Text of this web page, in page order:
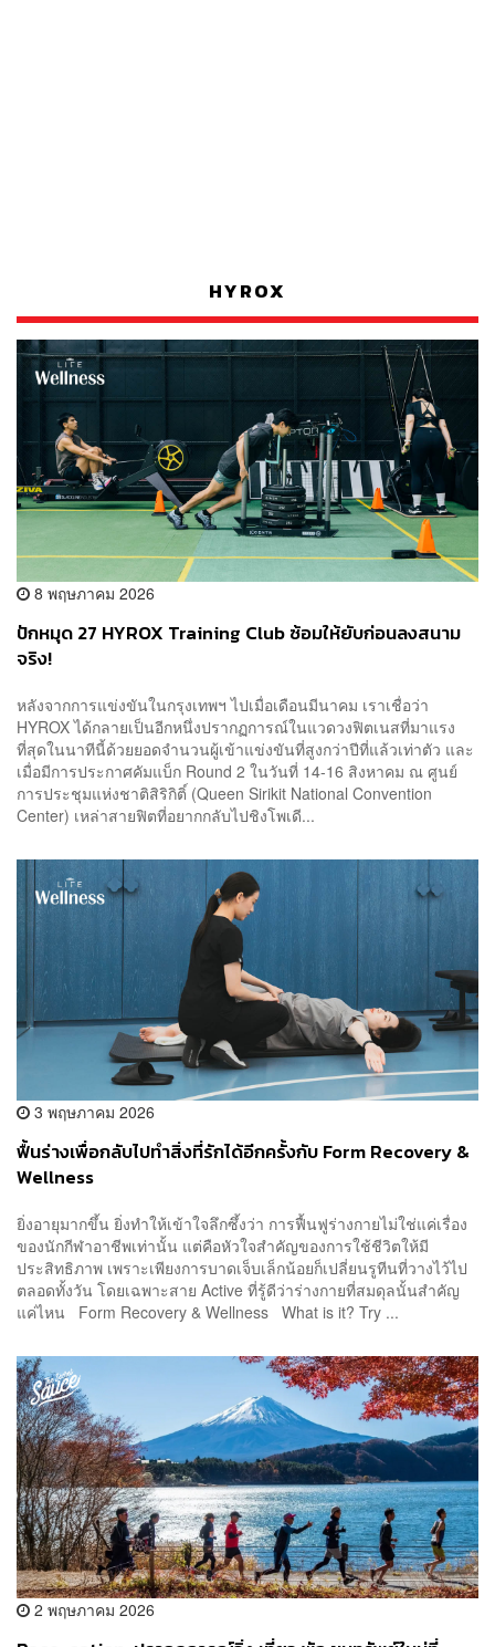
HYROX
8 พฤษภาคม 2026
ปักหมุด 27 HYROX Training Club ซ้อมให้ยับก่อนลงสนาม
จริง!
หลังจากการแข่งขันในกรุงเทพฯ ไปเมื่อเดือนมีนาคม เราเชื่อว่า
HYROX ได้กลายเป็นอีกหนึ่งปรากฏการณ์ในแวดวงฟิตเนสที่มาแรง
ที่สุดในนาทีนี้ด้วยยอดจำนวนผู้เข้าแข่งขันที่สูงกว่าปีที่แล้วเท่าตัว และ
เมื่อมีการประกาศคัมแบ็ก Round 2 ในวันที่ 14-16 สิงหาคม ณ ศูนย์
การประชุมแห่งชาติสิริกิติ์ (Queen Sirikit National Convention
Center) เหล่าสายฟิตที่อยากกลับไปชิงโพเดี...
3 พฤษภาคม 2026
ฟื้นร่างเพื่อกลับไปทำสิ่งที่รักได้อีกครั้งกับ Form Recovery &
Wellness
ยิ่งอายุมากขึ้น ยิ่งทำให้เข้าใจลึกซึ้งว่า การฟื้นฟูร่างกายไม่ใช่แค่เรื่อง
ของนักกีฬาอาชีพเท่านั้น แต่คือหัวใจสำคัญของการใช้ชีวิตให้มี
ประสิทธิภาพ เพราะเพียงการบาดเจ็บเล็กน้อยก็เปลี่ยนรูทีนที่วางไว้ไป
ตลอดทั้งวัน โดยเฉพาะสาย Active ที่รู้ดีว่าร่างกายที่สมดุลนั้นสำคัญ
แค่ไหน Form Recovery & Wellness What is it? Try ...
2 พฤษภาคม 2026